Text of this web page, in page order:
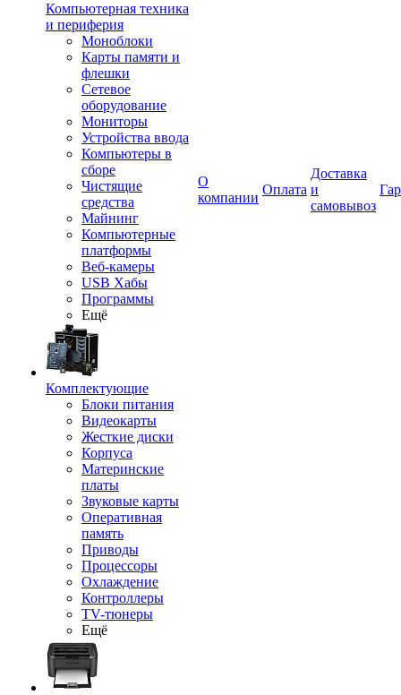
Компьютерная техника
и периферия
Моноблоки
Карты памяти и
флешки
Сетевое
оборудование
Мониторы
Устройства ввода
Компьютеры в
сборе
Чистящие
средства
Майнинг
Компьютерные
платформы
Веб-камеры
USB Хабы
Программы
Ещё
Комплектующие
Блоки питания
Видеокарты
Жесткие диски
Корпуса
Материнские
платы
Звуковые карты
Оперативная
память
Приводы
Процессоры
Охлаждение
Контроллеры
TV-тюнеры
Ещё
О
компании
Оплата
Доставка
и
самовывоз